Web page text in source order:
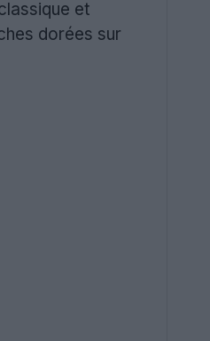
et
dorées sur